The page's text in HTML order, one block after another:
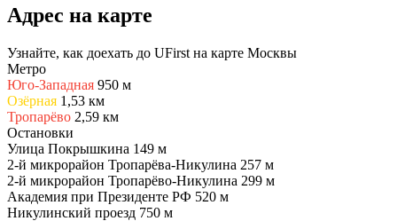
Адрес на карте
Узнайте, как доехать до UFirst на карте Москвы
Метро
Юго-Западная 950 м
Озёрная 1,53 км
Тропарёво 2,59 км
Остановки
Улица Покрышкина 149 м
2-й микрорайон Тропарёва-Никулина 257 м
2-й микрорайон Тропарёво-Никулина 299 м
Академия при Президенте РФ 520 м
Никулинский проезд 750 м